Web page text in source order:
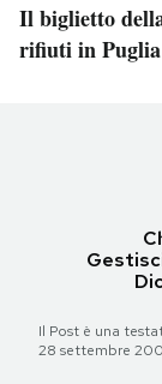
Il biglietto
rifiuti in Puglia
Il Post è una
28 settembre